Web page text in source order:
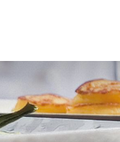
per fornire
il nostro
altre